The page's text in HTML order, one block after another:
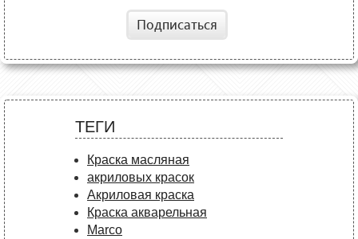
Подписаться
ТЕГИ
Краска масляная
акриловых красок
Акриловая краска
Краска акварельная
Marco